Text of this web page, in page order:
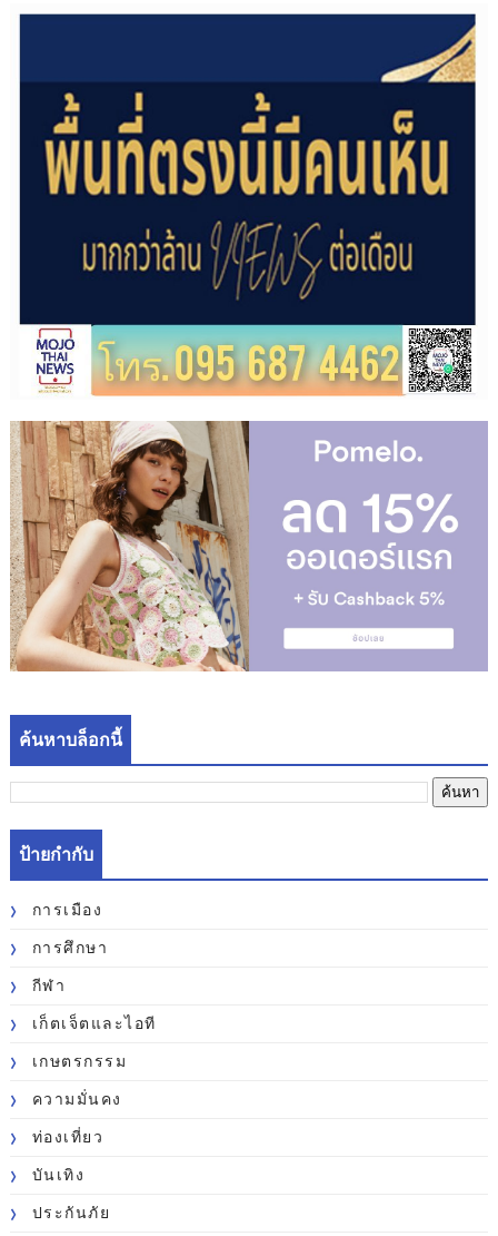
ค้นหาบล็อกนี้
ป้ายกำกับ
การเมือง
การศึกษา
กีฬา
เก็ตเจ็ตและไอที
เกษตรกรรม
ความมั่นคง
ท่องเที่ยว
บันเทิง
ประกันภัย